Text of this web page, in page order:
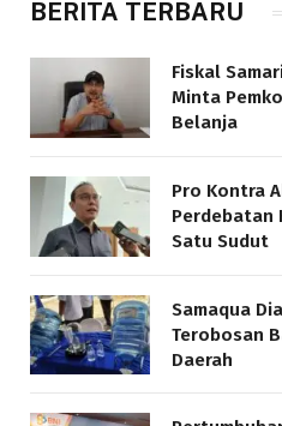
BERITA TERBARU
Fiskal
Minta
Belanja
Pro Kontra
Perdebatan
Satu Sudut
Samaqua
Terobosan
Daerah